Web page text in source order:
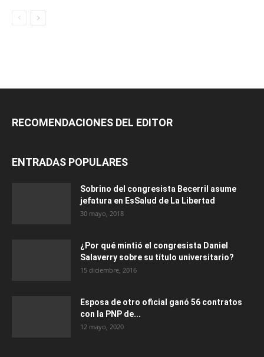
RECOMENDACIONES DEL EDITOR
ENTRADAS POPULARES
Sobrino del congresista Becerril asume
jefatura en EsSalud de La Libertad
30 mayo, 2018
¿Por qué mintió el congresista Daniel
Salaverry sobre su título universitario?
15 diciembre, 2016
Esposa de otro oficial ganó 56 contratos
con la PNP de...
12 mayo, 2020